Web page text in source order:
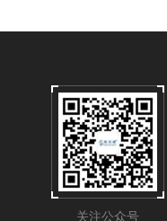
关注公众号